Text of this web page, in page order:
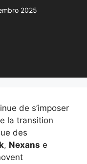
2025
de s’imposer
la transition
des
, Nexans e